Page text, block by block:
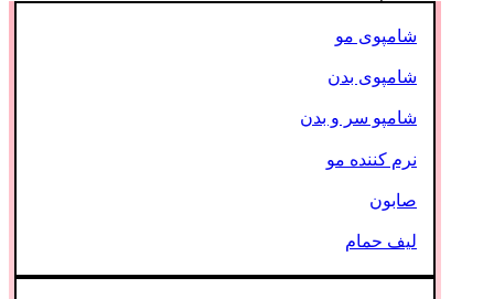
شامپوی مو
شامپوی بدن
شامپو سر و بدن
نرم کننده مو
صابون
لیف حمام